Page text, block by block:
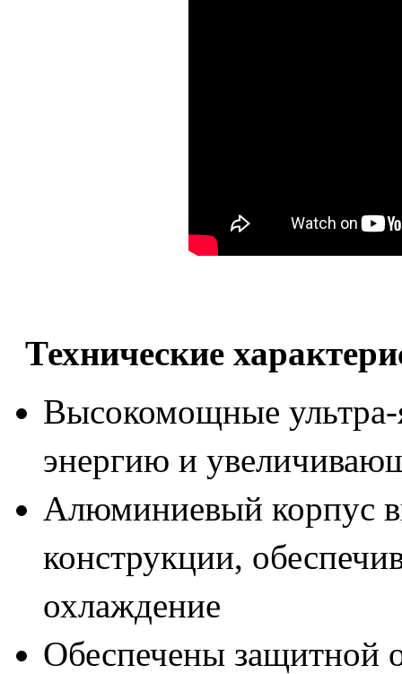
Технические
Высокомощные
энергию и
Алюминиевый корпус
конструкции,
охлаждение
Обеспечены защитной